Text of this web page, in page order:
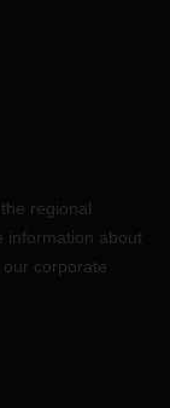
regional
information about
corporate